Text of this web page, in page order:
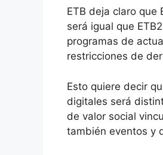
ETB deja claro que
será igual que
programas de
restricciones de
Esto quiere decir
digitales será
de valor social
también eventos y